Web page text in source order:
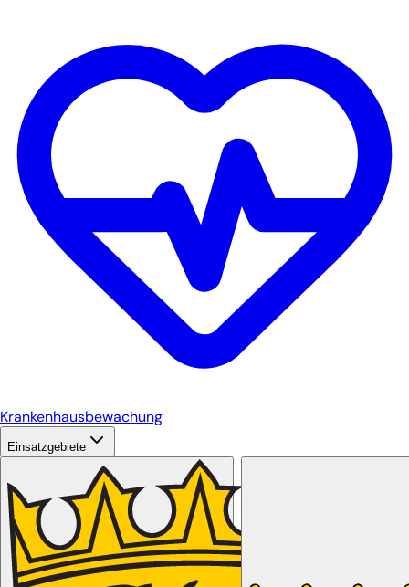
Krankenhausbewachung
Einsatzgebiete